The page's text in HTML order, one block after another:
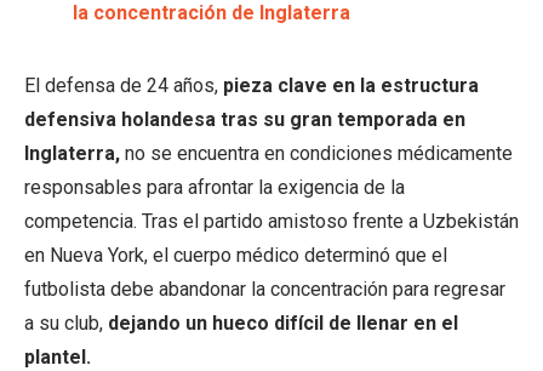
la concentración de Inglaterra
El defensa de 24 años, pieza clave en la estructura
defensiva holandesa tras su gran temporada en
Inglaterra, no se encuentra en condiciones médicamente
responsables para afrontar la exigencia de la
competencia. Tras el partido amistoso frente a Uzbekistán
en Nueva York, el cuerpo médico determinó que el
futbolista debe abandonar la concentración para regresar
a su club, dejando un hueco difícil de llenar en el
plantel.